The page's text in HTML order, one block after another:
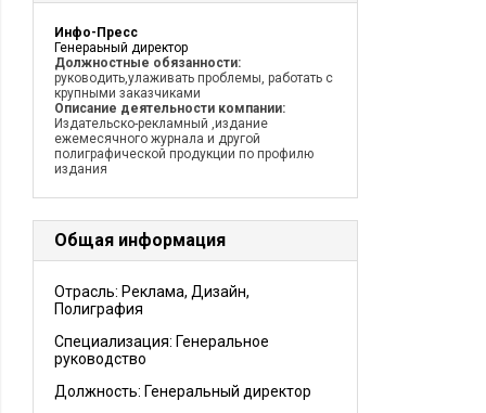
Инфо-Пресс
Генераьный директор
Должностные обязанности:
руководить,улаживать проблемы, работать с
крупными заказчиками
Описание деятельности компании:
Издательско-рекламный ,издание
ежемесячного журнала и другой
полиграфической продукции по профилю
издания
Общая информация
Отрасль: Реклама, Дизайн,
Полиграфия
Специализация: Генеральное
руководство
Должность: Генеральный директор